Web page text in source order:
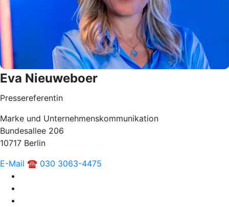
Eva Nieuweboer
Pressereferentin
Marke und Unternehmenskommunikation
Bundesallee 206
10717 Berlin
E-Mail ☎ 030 3063-4475